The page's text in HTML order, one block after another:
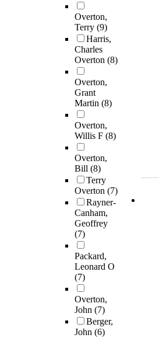
Overton,
Terry (9)
Harris,
Charles
Overton (8)
Overton,
Grant
Martin (8)
Overton,
Willis F (8)
Overton,
Bill (8)
Terry
Overton (7)
Rayner-
Canham,
Geoffrey
(7)
Packard,
Leonard O
(7)
Overton,
John (7)
Berger,
John (6)